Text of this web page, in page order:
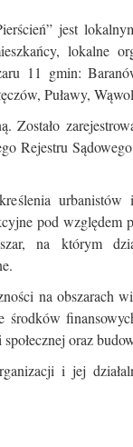
jest
lokalne
11 gmin:
Puławy,
Zostało
Rejestru
pod
na którym
na obszarach
środków
oraz
i jej